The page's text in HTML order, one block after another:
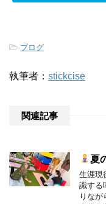
-ブログ
執筆者： stickcise
関連記事
夏
生涯現
識する
りなが